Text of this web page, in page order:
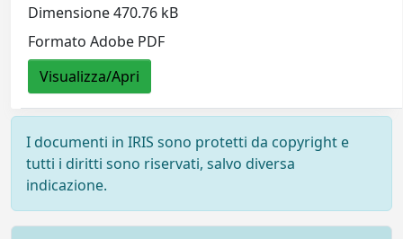
Dimensione 470.76 kB
Formato Adobe PDF
Visualizza/Apri
I documenti in IRIS sono protetti da copyright e
tutti i diritti sono riservati, salvo diversa
indicazione.